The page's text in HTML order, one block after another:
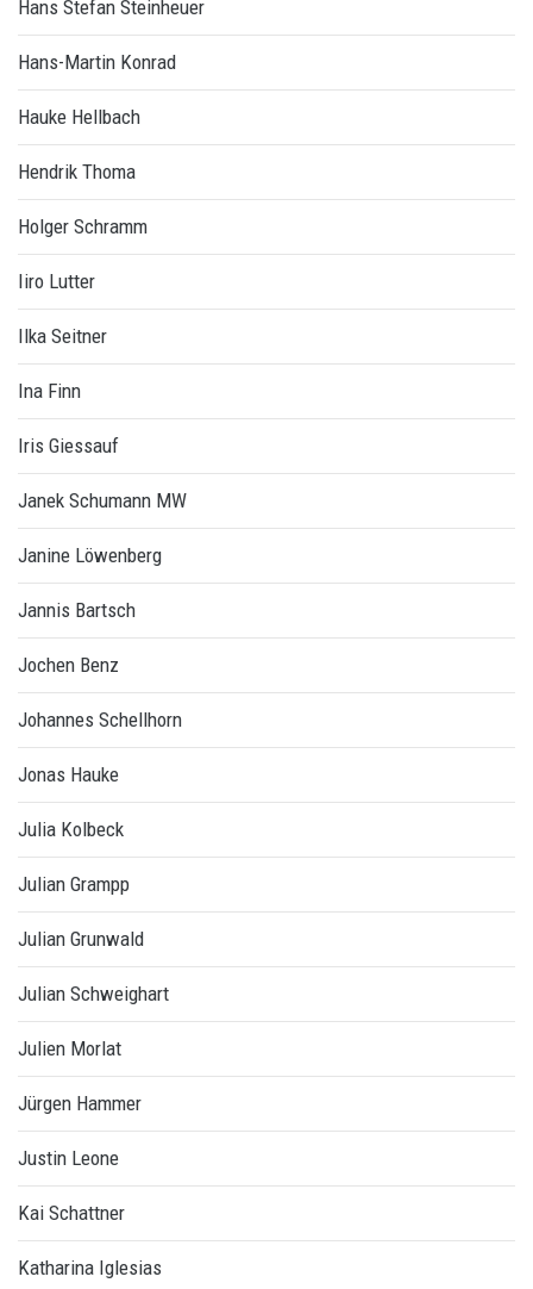
Hans Stefan Steinheuer
Hans-Martin Konrad
Hauke Hellbach
Hendrik Thoma
Holger Schramm
Iiro Lutter
Ilka Seitner
Ina Finn
Iris Giessauf
Janek Schumann MW
Janine Löwenberg
Jannis Bartsch
Jochen Benz
Johannes Schellhorn
Jonas Hauke
Julia Kolbeck
Julian Grampp
Julian Grunwald
Julian Schweighart
Julien Morlat
Jürgen Hammer
Justin Leone
Kai Schattner
Katharina Iglesias